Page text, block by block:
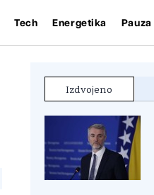
Tech Energetika Pauza
Izdvojeno